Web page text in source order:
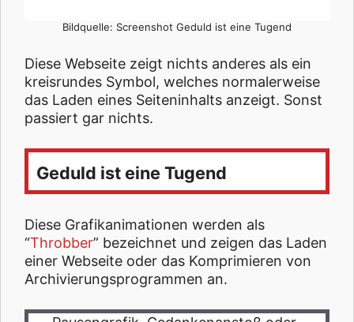
Bildquelle: Screenshot Geduld ist eine Tugend
Diese Webseite zeigt nichts anderes als ein
kreisrundes Symbol, welches normalerweise
das Laden eines Seiteninhalts anzeigt. Sonst
passiert gar nichts.
Geduld ist eine Tugend
Diese Grafikanimationen werden als
“Throbber” bezeichnet und zeigen das Laden
einer Webseite oder das Komprimieren von
Archivierungsprogrammen an.